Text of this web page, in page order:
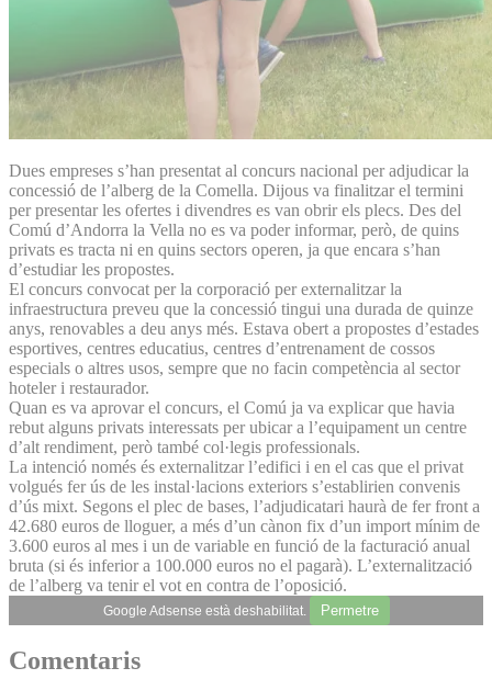
Dues empreses s’han presentat al concurs nacional per adjudicar la
concessió de l’alberg de la Comella. Dijous va finalitzar el termini
per presentar les ofertes i divendres es van obrir els plecs. Des del
Comú d’Andorra la Vella no es va poder informar, però, de quins
privats es tracta ni en quins sectors operen, ja que encara s’han
d’estudiar les propostes.
El concurs convocat per la corporació per externalitzar la
infraestructura preveu que la concessió tingui una durada de quinze
anys, renovables a deu anys més. Estava obert a propostes d’estades
esportives, centres educatius, centres d’entrenament de cossos
especials o altres usos, sempre que no facin competència al sector
hoteler i restaurador.
Quan es va aprovar el concurs, el Comú ja va explicar que havia
rebut alguns privats interessats per ubicar a l’equipament un centre
d’alt rendiment, però també col·legis professionals.
La intenció només és externalitzar l’edifici i en el cas que el privat
volgués fer ús de les instal·lacions exteriors s’establirien convenis
d’ús mixt. Segons el plec de bases, l’adjudicatari haurà de fer front a
42.680 euros de lloguer, a més d’un cànon fix d’un import mínim de
3.600 euros al mes i un de variable en funció de la facturació anual
bruta (si és inferior a 100.000 euros no el pagarà). L’externalització
de l’alberg va tenir el vot en contra de l’oposició.
Google Adsense està deshabilitat. Permetre
Comentaris